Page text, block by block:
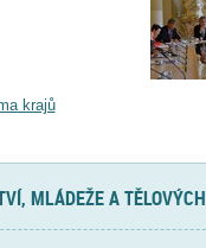
krajů
MLÁDEŽE A